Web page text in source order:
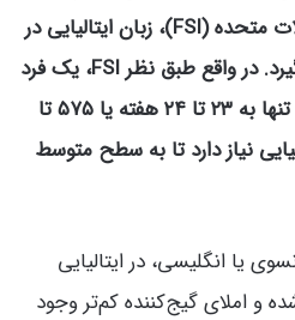
آموزش زبان‌های خارجی ایالات متحده (FSI)، زبان ایتالیایی در
گروه زبان‌های رده ۱ قرار می‌گیرد. در واقع طبق نظر FSI، یک فرد
انگلیسی‌زبان به طور متوسط تنها به ۲۳ تا ۲۴ هفته یا ۵۷۵ تا
نیاز دارد تا به سطح متوسط
یا انگلیسی، در ایتالیایی
و املای گیج‌کننده کم‌تر وجود